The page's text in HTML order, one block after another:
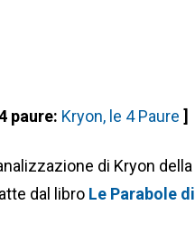
paure: Kryon, le 4 Paure ]
di Kryon della
dal libro Le Parabole di